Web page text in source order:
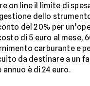
on line il limite di
dello
del 20% per
di 5 euro al mese,
carburante e
da destinare a un
è di 24 euro.